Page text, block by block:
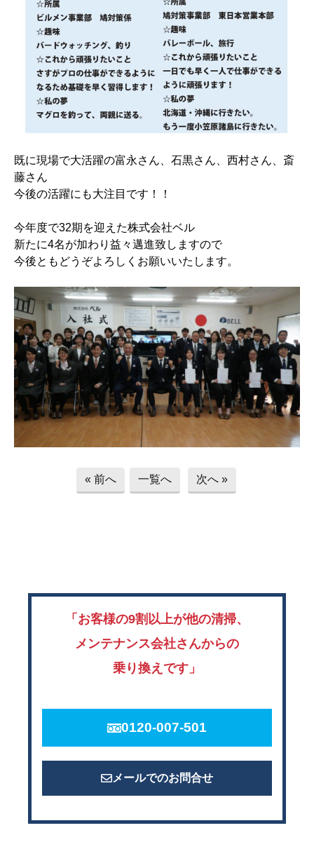
既に現場で大活躍の富永さん、石黒さん、西村さん、斎
藤さん
今後の活躍にも大注目です！！
今年度で32期を迎えた株式会社ベル
新たに4名が加わり益々邁進致しますので
今後ともどうぞよろしくお願いいたします。
« 前へ 一覧へ 次へ »
「お客様の9割以上が他の清掃、
メンテナンス会社さんからの
乗り換えです」
0120-007-501
メールでのお問合せ